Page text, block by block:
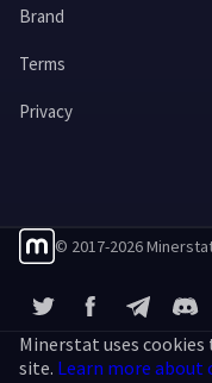
Brand
Terms
Privacy
© 2017-2026
Facebook
Minerstat uses
site. Learn more about